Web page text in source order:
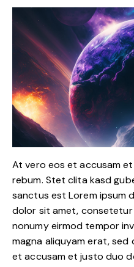
At vero eos et accusam
rebum. Stet clita kasd
sanctus est Lorem ipsum
dolor sit amet, consetetur
nonumy eirmod tempor
magna aliquyam erat, sed
et accusam et justo duo